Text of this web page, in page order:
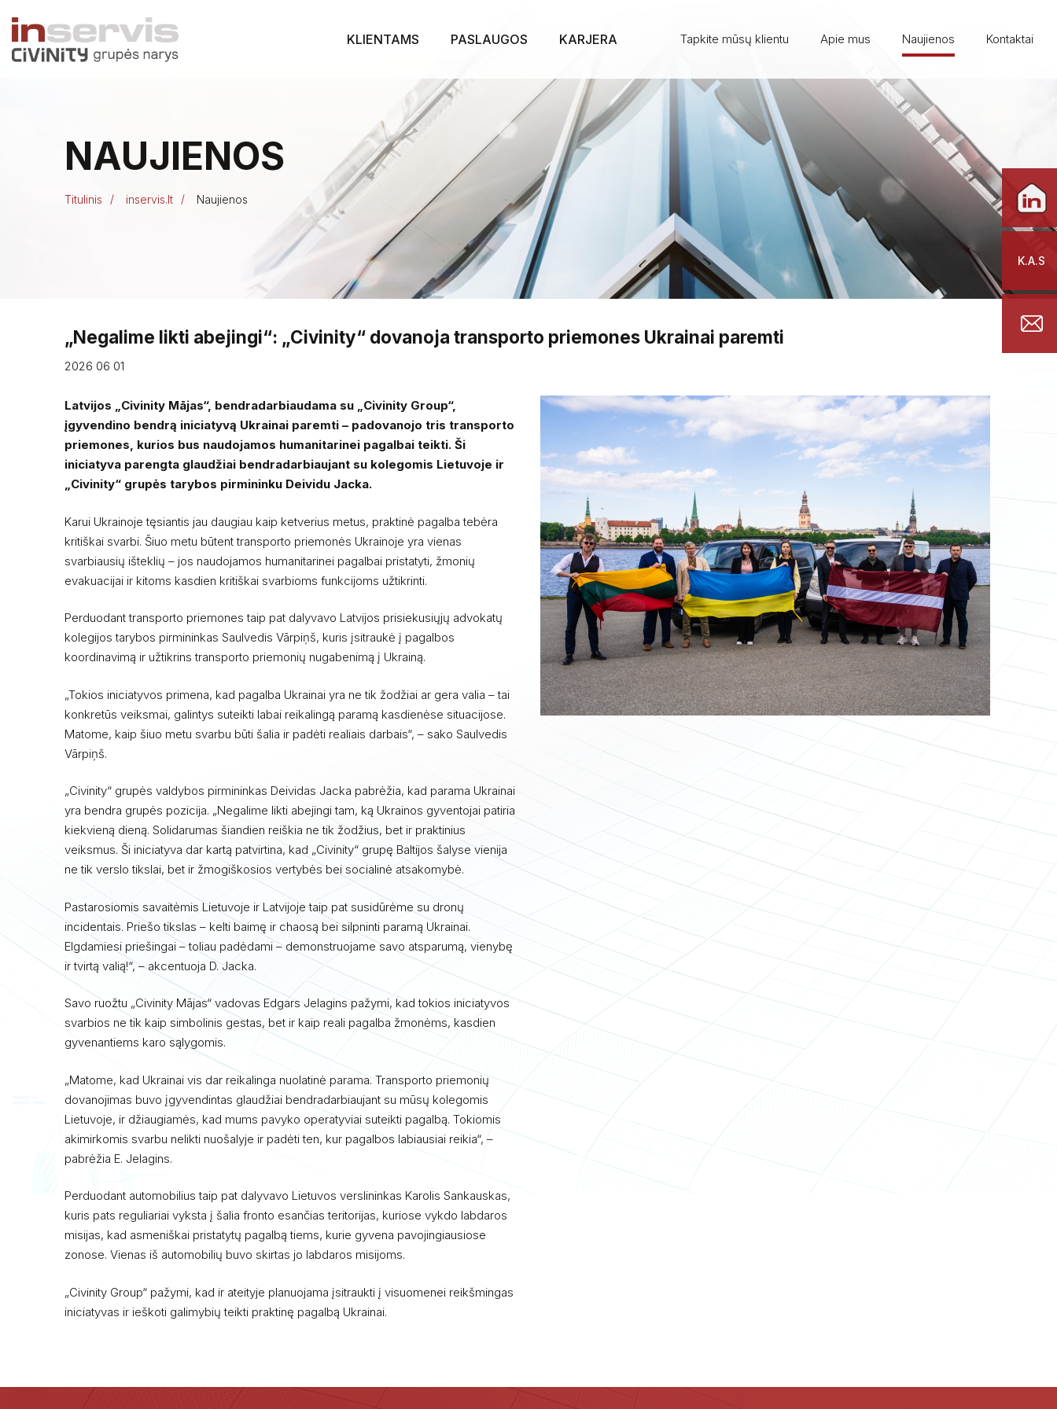
KLIENTAMS PASLAUGOS KARJERA Tapkite mūsų klientu Apie mus Naujienos Kontaktai
NAUJIENOS
Titulinis inservis.lt Naujienos
„Negalime likti abejingi“: „Civinity“ dovanoja transporto priemones Ukrainai paremti
2026 06 01
Latvijos „Civinity Mājas“, bendradarbiaudama su „Civinity Group“,
įgyvendino bendrą iniciatyvą Ukrainai paremti – padovanojo tris transporto
priemones, kurios bus naudojamos humanitarinei pagalbai teikti. Ši
iniciatyva parengta glaudžiai bendradarbiaujant su kolegomis Lietuvoje ir
„Civinity“ grupės tarybos pirmininku Deividu Jacka.
Karui Ukrainoje tęsiantis jau daugiau kaip ketverius metus, praktinė pagalba tebėra
kritiškai svarbi. Šiuo metu būtent transporto priemonės Ukrainoje yra vienas
svarbiausių išteklių – jos naudojamos humanitarinei pagalbai pristatyti, žmonių
evakuacijai ir kitoms kasdien kritiškai svarbioms funkcijoms užtikrinti.
Perduodant transporto priemones taip pat dalyvavo Latvijos prisiekusiųjų advokatų
kolegijos tarybos pirmininkas Saulvedis Vārpiņš, kuris įsitraukė į pagalbos
koordinavimą ir užtikrins transporto priemonių nugabenimą į Ukrainą.
„Tokios iniciatyvos primena, kad pagalba Ukrainai yra ne tik žodžiai ar gera valia – tai
konkretūs veiksmai, galintys suteikti labai reikalingą paramą kasdienėse situacijose.
Matome, kaip šiuo metu svarbu būti šalia ir padėti realiais darbais“, – sako Saulvedis
Vārpiņš.
„Civinity“ grupės valdybos pirmininkas Deividas Jacka pabrėžia, kad parama Ukrainai
yra bendra grupės pozicija. „Negalime likti abejingi tam, ką Ukrainos gyventojai patiria
kiekvieną dieną. Solidarumas šiandien reiškia ne tik žodžius, bet ir praktinius
veiksmus. Ši iniciatyva dar kartą patvirtina, kad „Civinity“ grupę Baltijos šalyse vienija
ne tik verslo tikslai, bet ir žmogiškosios vertybės bei socialinė atsakomybė.
Pastarosiomis savaitėmis Lietuvoje ir Latvijoje taip pat susidūrėme su dronų
incidentais. Priešo tikslas – kelti baimę ir chaosą bei silpninti paramą Ukrainai.
Elgdamiesi priešingai – toliau padėdami – demonstruojame savo atsparumą, vienybę
ir tvirtą valią!“, – akcentuoja D. Jacka.
Savo ruožtu „Civinity Mājas“ vadovas Edgars Jelagins pažymi, kad tokios iniciatyvos
svarbios ne tik kaip simbolinis gestas, bet ir kaip reali pagalba žmonėms, kasdien
gyvenantiems karo sąlygomis.
„Matome, kad Ukrainai vis dar reikalinga nuolatinė parama. Transporto priemonių
dovanojimas buvo įgyvendintas glaudžiai bendradarbiaujant su mūsų kolegomis
Lietuvoje, ir džiaugiamės, kad mums pavyko operatyviai suteikti pagalbą. Tokiomis
akimirkomis svarbu nelikti nuošalyje ir padėti ten, kur pagalbos labiausiai reikia“, –
pabrėžia E. Jelagins.
Perduodant automobilius taip pat dalyvavo Lietuvos verslininkas Karolis Sankauskas,
kuris pats reguliariai vyksta į šalia fronto esančias teritorijas, kuriose vykdo labdaros
misijas, kad asmeniškai pristatytų pagalbą tiems, kurie gyvena pavojingiausiose
zonose. Vienas iš automobilių buvo skirtas jo labdaros misijoms.
„Civinity Group“ pažymi, kad ir ateityje planuojama įsitraukti į visuomenei reikšmingas
iniciatyvas ir ieškoti galimybių teikti praktinę pagalbą Ukrainai.
K.A.S